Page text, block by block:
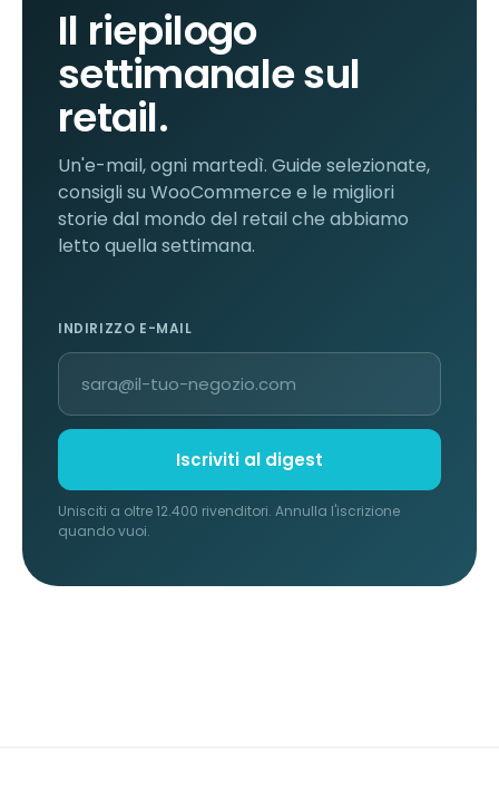
Il riepilogo
settimanale sul
retail.
Un'e-mail, ogni martedì. Guide selezionate,
consigli su WooCommerce e le migliori
storie dal mondo del retail che abbiamo
letto quella settimana.
INDIRIZZO E-MAIL
Iscriviti al digest
Unisciti a oltre 12.400 rivenditori. Annulla l'iscrizione
quando vuoi.